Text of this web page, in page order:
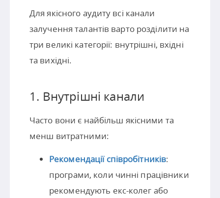
Для якісного аудиту всі канали
залучення талантів варто розділити на
три великі категорії: внутрішні, вхідні
та вихідні.
1. Внутрішні канали
Часто вони є найбільш якісними та
менш витратними:
Рекомендації співробітників:
програми, коли чинні працівники
рекомендують екс-колег або